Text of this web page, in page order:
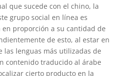
que sucede con el chino, la
grupo social en línea es
proporción a su cantidad de
de esto, al estar en
las lenguas más utilizadas de
contenido traducido al árabe
cierto producto en la